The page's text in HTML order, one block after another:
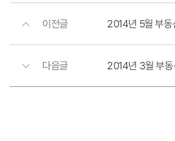
이전글 2014년 5월 부동
다음글 2014년 3월 부동